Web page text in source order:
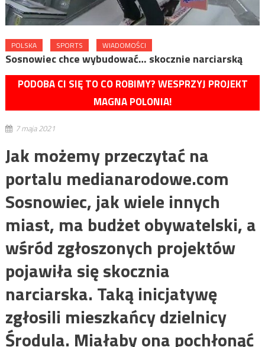
POLSKA SPORTS WIADOMOŚCI
Sosnowiec chce wybudować… skocznie narciarską
PODOBA CI SIĘ TO CO ROBIMY? WESPRZYJ PROJEKT
MAGNA POLONIA!
7 maja 2021
Jak możemy przeczytać na
portalu medianarodowe.com
Sosnowiec, jak wiele innych
miast, ma budżet obywatelski, a
wśród zgłoszonych projektów
pojawiła się skocznia
narciarska. Taką inicjatywę
zgłosili mieszkańcy dzielnicy
Środula. Miałaby ona pochłonąć